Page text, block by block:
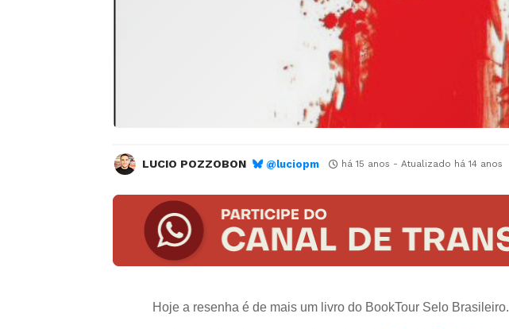
LUCIO POZZOBON @luciopm há 15 anos - Atualizado há 14 anos
Hoje a resenha é de mais um livro do BookTour Selo Brasileiro.